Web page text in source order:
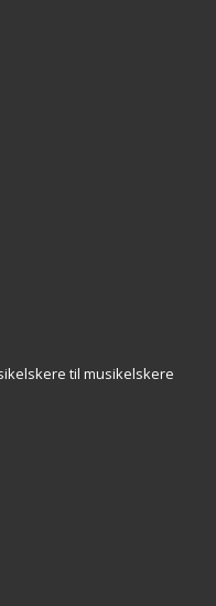
til musikelskere